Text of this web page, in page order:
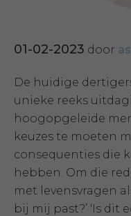
01-02-2023 door
De huidige
unieke reeks
hoogopgeleide
keuzes te moeten
consequenties die
hebben. Om die
met levensvragen
bij mij past?’ ‘Is